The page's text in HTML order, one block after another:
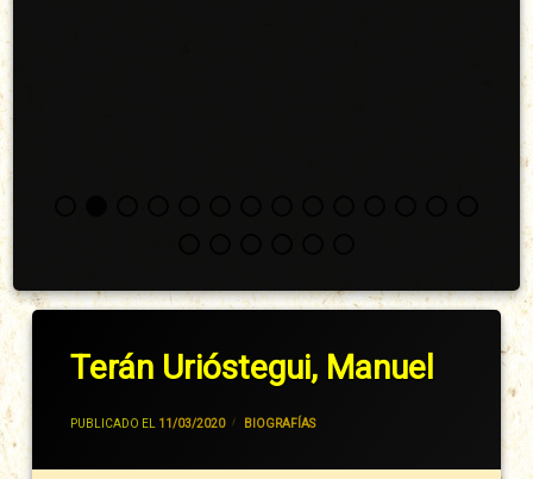
Terán Urióstegui, Manuel
PUBLICADO EL 11/03/2020
JIVANCM
CATEGORÍAS:
BIOGRAFÍAS